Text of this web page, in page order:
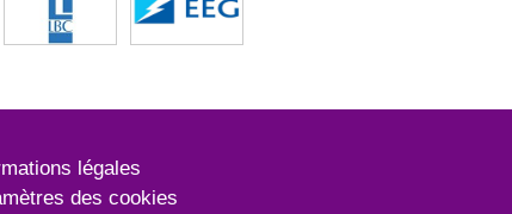
légales
des cookies